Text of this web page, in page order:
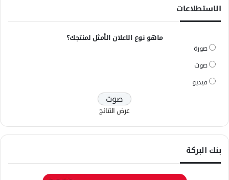
الاستطلاعات
ماهو نوع الاعلان الأمثل لمنتجك؟
صورة
صوت
فيديو
عرض النتائج
بنك البركة